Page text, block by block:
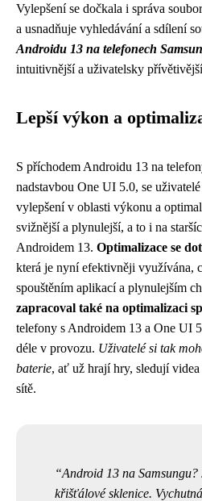
Vylepšení se dočkala i správa
a usnadňuje vyhledávání a sdílení
Androidu 13 na telefonech
intuitivnější a uživatelsky
Lepší výkon a
S příchodem Androidu 13 na
nadstavbou One UI 5.0, se
vylepšení v oblasti výkonu a
svižnější a plynulejší, a to i na
Androidem 13. Optimalizace se
která je nyní efektivněji využívána,
spouštěním aplikací a plynulejším
zapracoval také na optimalizaci
telefony s Androidem 13 a One UI
déle v provozu. Uživatelé si tak
baterie, ať už hrají hry, sledují
sítě.
Android 13 na
křišťálové sklenice.